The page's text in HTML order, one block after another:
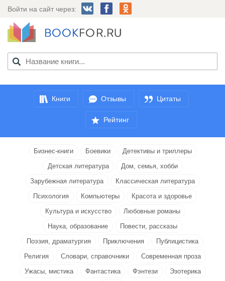
Войти на сайт через:
Книги Отзывы Цитаты
Рейтинг
Бизнес-книги Боевики
Детективы и триллеры
Детская литература
Дом, семья, хобби
Зарубежная литература
Классическая литература
Психология
Компьютеры
Красота и здоровье
Культура и искусство
Любовные романы
Наука, образование
Повести, рассказы
Поэзия, драматургия
Приключения
Публицистика
Религия
Словари, справочники
Современная проза
Ужасы, мистика
Фантастика Фэнтези
Эзотерика